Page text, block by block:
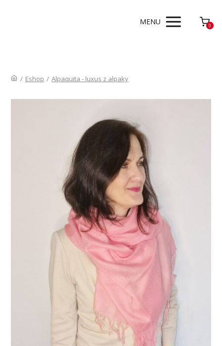
MENU 0
/ Eshop / Alpaquita - luxus z alpaky